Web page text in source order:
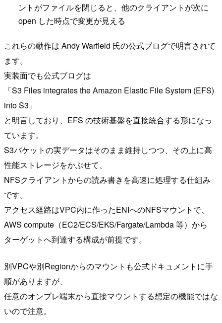
ントがファイルを閉じると、他のクライアントが次に
open した時点で変更が見える
これらの動作は Andy Warfield 氏の公式ブログで明言されて
ます。
実装面でも公式ブログは
「S3 Files integrates the Amazon Elastic File System (EFS)
into S3」
と明言しており、EFS の技術基盤を直接統合する形になっ
ています。
S3バケットの実データはそのまま維持しつつ、その上に高
性能ストレージをかぶせて、
NFSクライアントからの読み書きを高速に処理する仕組み
です。
アクセス経路はVPC内に作ったENIへのNFSマウントで、
AWS compute（EC2/ECS/EKS/Fargate/Lambda 等）から
ターゲットへ到達する構成が前提です。
別VPCや別Regionからのマウントも公式ドキュメントに手
順がありますが、
任意のオンプレ端末から直接マウントする想定の機能ではな
いので注意。